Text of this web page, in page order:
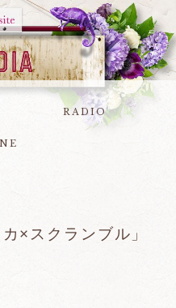
RADIO
×スクランブル」